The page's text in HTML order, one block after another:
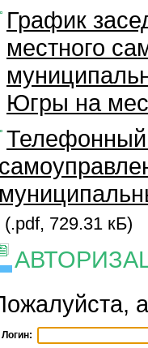
График
местного
Югры на
Телефонный
(.pdf, 729.31 кБ)
Логин: